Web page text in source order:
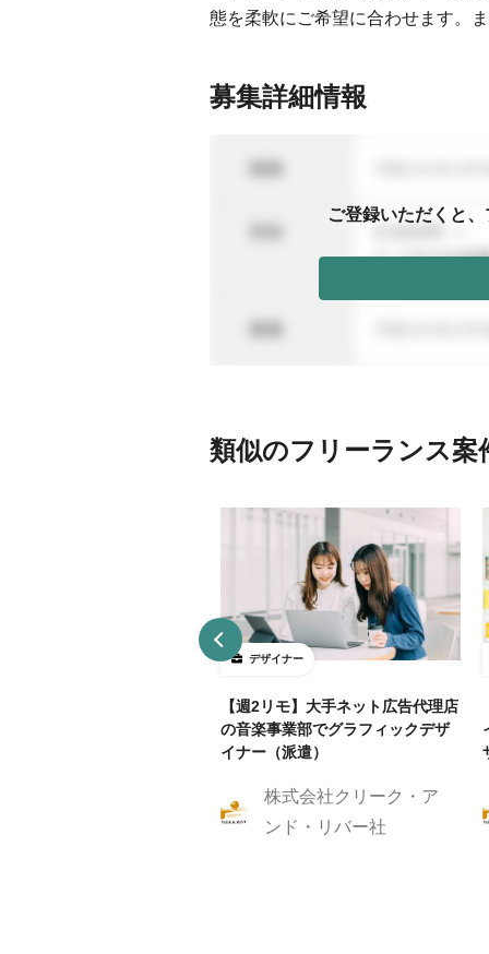
態を柔軟にご希望に合わせます。
募集詳細情報
ご登録いただくと
類似のフリーランス案
デザイナー
【週2リモ】大手ネット広告代理店
の音楽事業部でグラフィックデザ
イナー（派遣）
株式会社クリーク・ア
ンド・リバー社